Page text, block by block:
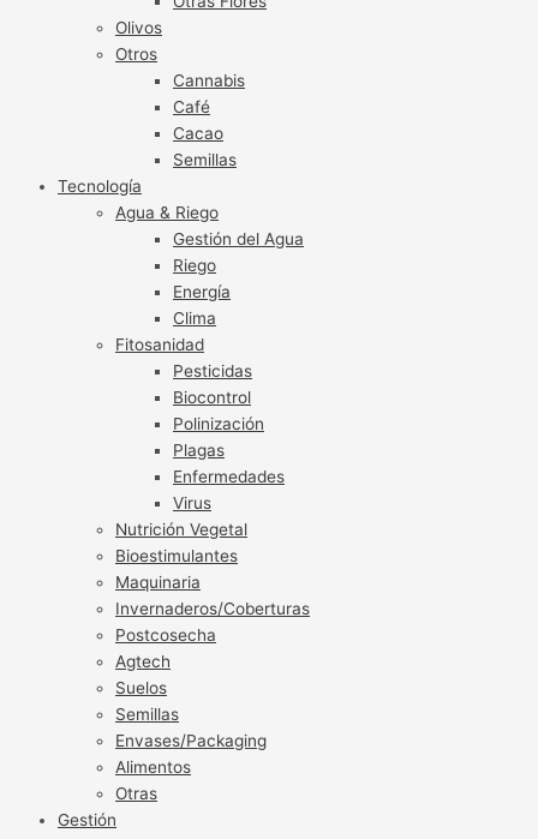
Olivos
Otros
Cannabis
Café
Cacao
Semillas
Tecnología
Agua & Riego
Gestión del Agua
Riego
Energía
Clima
Fitosanidad
Pesticidas
Biocontrol
Polinización
Plagas
Enfermedades
Virus
Nutrición Vegetal
Bioestimulantes
Maquinaria
Invernaderos/Coberturas
Postcosecha
Agtech
Suelos
Semillas
Envases/Packaging
Alimentos
Otras
Gestión